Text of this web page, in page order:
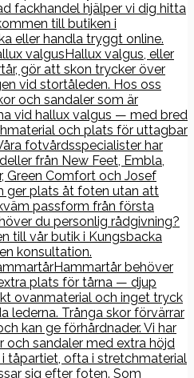
fackhandel hjälper vi dig hitta
till butiken i
eller handla tryggt online.
valgusHallux valgus, eller
gör att skon trycker över
vid stortåleden. Hos oss
och sandaler som är
vid hallux valgus — med bred
och plats för uttagbar
fotvårdsspecialister har
från New Feet, Embla,
Green Comfort och Josef
ger plats åt foten utan att
passform från första
du personlig rådgivning?
till vår butik i Kungsbacka
konsultation.
Hammartår behöver
plats för tårna — djup
ovanmaterial och inget tryck
lederna. Trånga skor förvärrar
kan ge förhårdnader. Vi har
och sandaler med extra höjd
tåpartiet, ofta i stretchmaterial
sig efter foten. Som